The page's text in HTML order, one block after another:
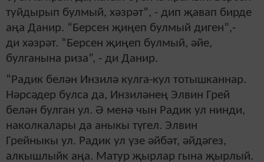
туйдырып булмый, хәзрәт”, - дип җавап бирде
аңа Данир. “Берсен җиңеп булмый диген”,-
ди хәзрәт. “Берсен җиңеп булмый, әйе,
булганына риза”, - ди Данир.
“Радик белән Инзилә кулга-кул тотышканнар.
Нәрсәдер булса да, Инзиләнең Элвин Грей
белән булган ул. Ә менә чын Радик ул нинди,
наколкалары да аныкы түгел. Элвин
Грейныкы ул. Радик ул үзе әйбәт, әйдәгез,
алкышлыйк аңа. Матур җырлар гына җырлый.